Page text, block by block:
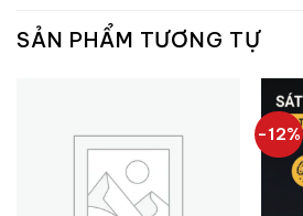
SẢN PHẨM TƯƠNG TỰ
-12%